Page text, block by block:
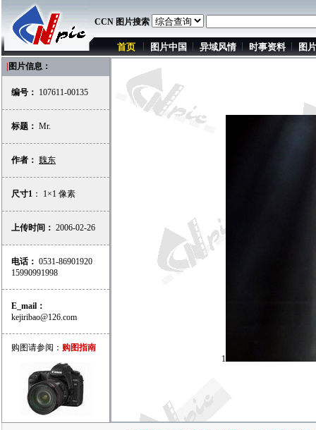
CCN 图片搜索
首页 图片中国 异域风情 时事资料 图
图片信息：
编号： 107611-00135
标题： Mr.
作者： 魏东
尺寸1 ： 1×1 像素
上传时间： 2006-02-26
电话： 0531-86901920
15990991998
E_mail：
kejiribao@126.com
购图请参阅： 购图指南
1